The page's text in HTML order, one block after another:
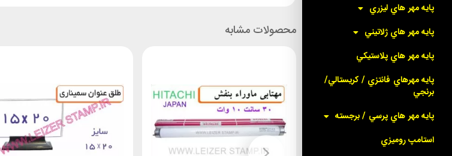
پايه مهر هاي ليزري
پايه مهر هاي ژلاتيني
پايه مهر هاي پلاستيکي
پايه مهرهاي فانتزي / کريستالي/
برنجي
پايه مهر هاي پرسي / برجسته
استامپ روميزي
محصولات مشابه